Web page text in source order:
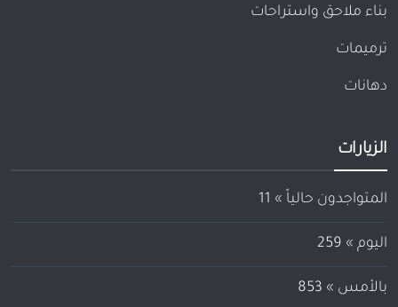
بناء ملاحق واستراحات
ترميمات
دهانات
الزيارات
المتواجدون حالياً » 11
اليوم » 267
بالأمس » 879